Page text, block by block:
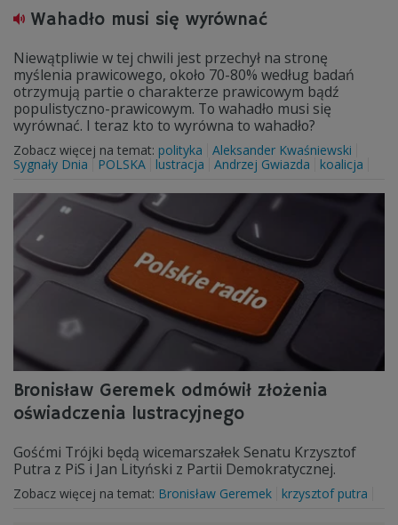
Wahadło musi się wyrównać
Niewątpliwie w tej chwili jest przechył na stronę
myślenia prawicowego, około 70-80% według badań
otrzymują partie o charakterze prawicowym bądź
populistyczno-prawicowym. To wahadło musi się
wyrównać. I teraz kto to wyrówna to wahadło?
Zobacz więcej na temat: polityka
Aleksander Kwaśniewski
Sygnały Dnia
POLSKA lustracja Andrzej Gwiazda koalicja
Bronisław Geremek odmówił złożenia
oświadczenia lustracyjnego
Gośćmi Trójki będą wicemarszałek Senatu Krzysztof
Putra z PiS i Jan Lityński z Partii Demokratycznej.
Zobacz więcej na temat: Bronisław Geremek krzysztof putra